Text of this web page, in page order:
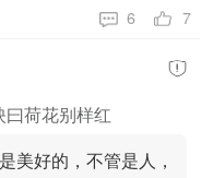
6 7
荷花别样红
美好的，不管是人，